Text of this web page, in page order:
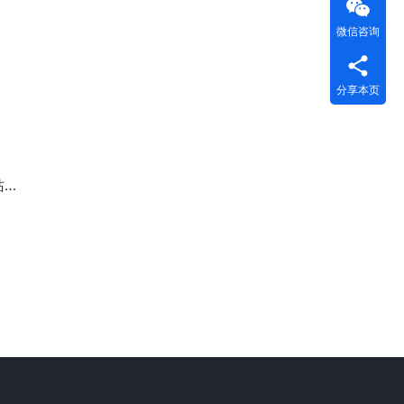
微信咨询
分享本页